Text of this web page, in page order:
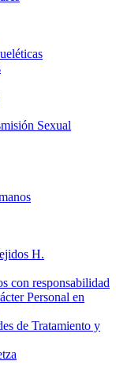
Sexual
H.
con responsabilidad
Personal en
de Tratamiento y